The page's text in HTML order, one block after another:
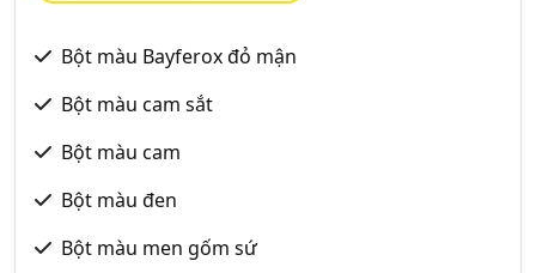
Bột màu Bayferox đỏ mận
Bột màu cam sắt
Bột màu cam
Bột màu đen
Bột màu men gốm sứ